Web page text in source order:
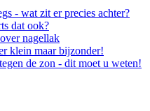
- wat zit er precies achter?
dat ook?
nagellak
klein maar bijzonder!
de zon - dit moet u weten!